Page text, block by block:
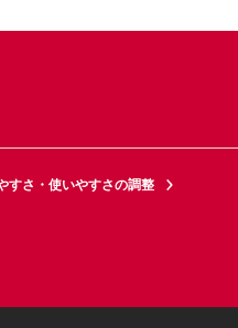
すさ・使いやすさの調整